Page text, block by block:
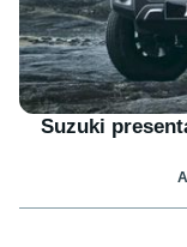
Suzuki